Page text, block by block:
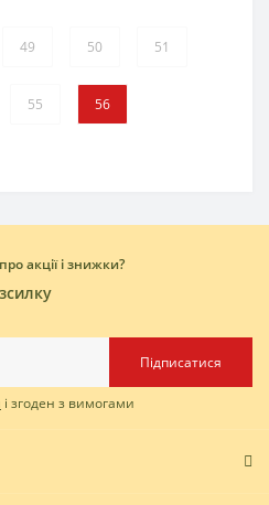
49 50 51
55 56
акції і знижки?
Підписатися
і згоден з вимогами